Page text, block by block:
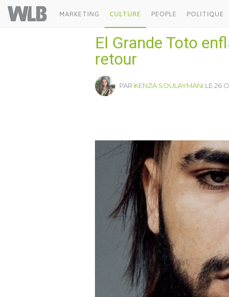
Welovebuzz
MARKETING CULTURE PEOPLE POLITIQUE
El Grande Toto
retour
PAR KENZA SOULAYMANI LE 26